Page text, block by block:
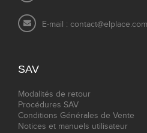
E-mail : contact@elplace.com
SAV
Modalités de retour
Procédures SAV
Conditions Générales de Vente
Notices et manuels utilisateur